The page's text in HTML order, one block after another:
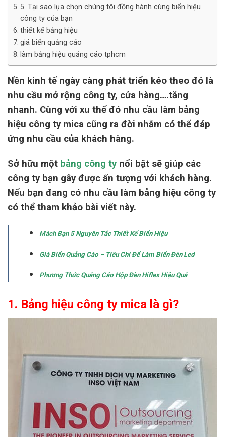
5. Tại sao lựa chọn chúng tôi đồng hành cùng biển hiệu
công ty của bạn
thiết kế bảng hiệu
giá biển quảng cáo
làm bảng hiệu quảng cáo tphcm
Nền kinh tế ngày càng phát triển kéo theo đó là
nhu cầu mở rộng công ty, cửa hàng….tăng
nhanh. Cùng với xu thế đó nhu cầu làm bảng
hiệu công ty mica cũng ra đời nhằm có thể đáp
ứng nhu cầu của khách hàng.
Sở hữu một bảng công ty nổi bật sẽ giúp các
công ty bạn gây được ấn tượng với khách hàng.
Nếu bạn đang có nhu cầu làm bảng hiệu công ty
có thể tham khảo bài viết này.
Mách Bạn 5 Nguyên Tắc Thiết Kế Biển Hiệu
Giá Biển Quảng Cáo – Tiêu Chí Để Làm Biển Đèn Led
Phương Thức Quảng Cáo Hộp Đèn Hiflex Hiệu Quả
1. Bảng hiệu công ty mica là gì?